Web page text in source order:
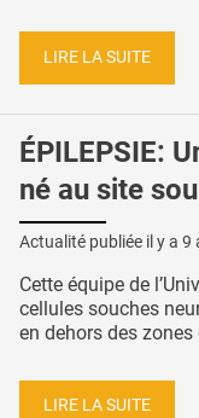
LIRE LA SUITE
ÉPILEPSIE:
né au site
Actualité publiée il y a 9
Cette équipe de
cellules souches
en dehors des
LIRE LA SUITE